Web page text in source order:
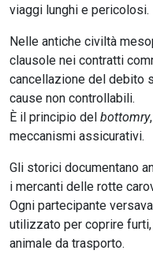
viaggi lunghi e pericolosi.
Nelle antiche civiltà
clausole nei contratti
cancellazione del debito
cause non controllabili.
È il principio del bottomry
meccanismi assicurativi.
Gli storici documentano
i mercanti delle rotte
Ogni partecipante
utilizzato per coprire
animale da trasporto.